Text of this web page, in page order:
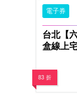
電子券
台北【
盒線上
83 折